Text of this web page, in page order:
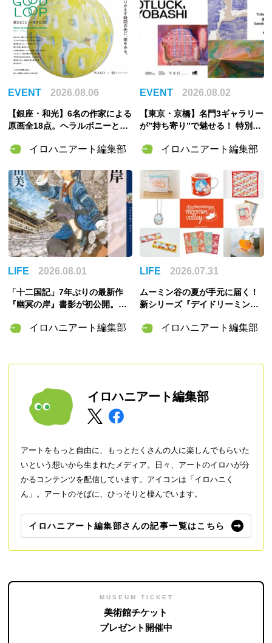
EVENT 2026.08.06
【銀座・和光】6名の作家による
原画全18点。ヘラルボニーとの
6」8月6日開催
イロハニアート編集部
EVENT 2026.08.02
【東京・京橋】名門3ギャラリー
が”持ち寄り”で魅せる！ 特別企
SHI」Gallery & Bakery Tokyo
イロハニアート編集部
LIFE 2026.08.01
「十二国記」7年ぶりの最新作
『幽冥の岸』書影が初公開。山
在・琅燦イロハニアート編集部
LIFE 2026.07.31
ムーミン谷の夏が手元に届く！
新シリーズ『デイドリーミング
＆「ムーミンの日」スペシャル
イロハニアート編集部
イロハニアート編集部
アートをもっと自由に、もっとたくさんの人に楽しんでもらいた
いという想いから生まれたメディア。日々、アートのイロハが分
かるコンテンツを配信しています。アイコンは「イロハニく
ん」。アートのそばに、ひっそりと棲んでいます。
イロハニアート編集部さんの記事一覧はこちら
MUSEUM TICKET
美術館チケット
プレゼント開催中